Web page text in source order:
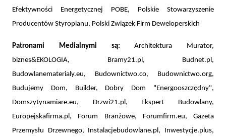
Efektywności Energetycznej POBE, Polskie Stowarzyszenie
Producentów Styropianu, Polski Związek Firm Deweloperskich
Patronami Medialnymi są: Architektura Murator,
biznes&EKOLOGIA, Bramy21.pl, Budnet.pl,
Budowlanematerialy.eu, Budownictwo.co, Budownictwo.org,
Budujemy Dom, Builder, Dobry Dom "Energooszczędny",
Domszytynamiare.eu, Drzwi21.pl, Ekspert Budowlany,
Europejskafirma.pl, Forum Branżowe, Forumfirm.eu, Gazeta
Przemysłu Drzewnego, Instalacjebudowlane.pl, Inwestycje.plus,